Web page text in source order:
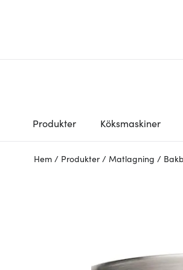
Produkter Köksmaskiner
Hem / Produkter / Matlagning /